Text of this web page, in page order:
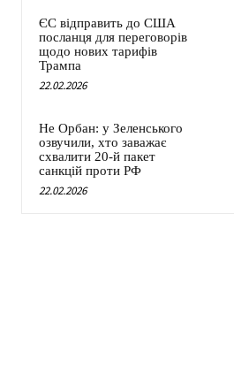
ЄС відправить до США
посланця для переговорів
щодо нових тарифів
Трампа
22.02.2026
Не Орбан: у Зеленського
озвучили, хто заважає
схвалити 20-й пакет
санкцій проти РФ
22.02.2026